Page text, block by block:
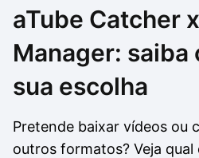
aTube Catcher
Manager: saiba
sua escolha
Pretende baixar vídeos ou
outros formatos? Veja qual